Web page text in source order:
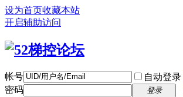
设为首页收藏本站
开启辅助访问
帐号 自动登录
密码
登录